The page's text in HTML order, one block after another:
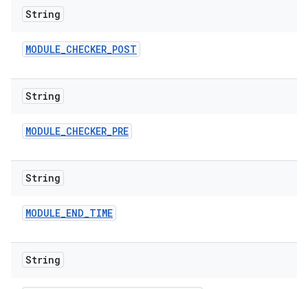
String
MODULE_CHECKER_POST
String
MODULE_CHECKER_PRE
String
MODULE_END_TIME
String